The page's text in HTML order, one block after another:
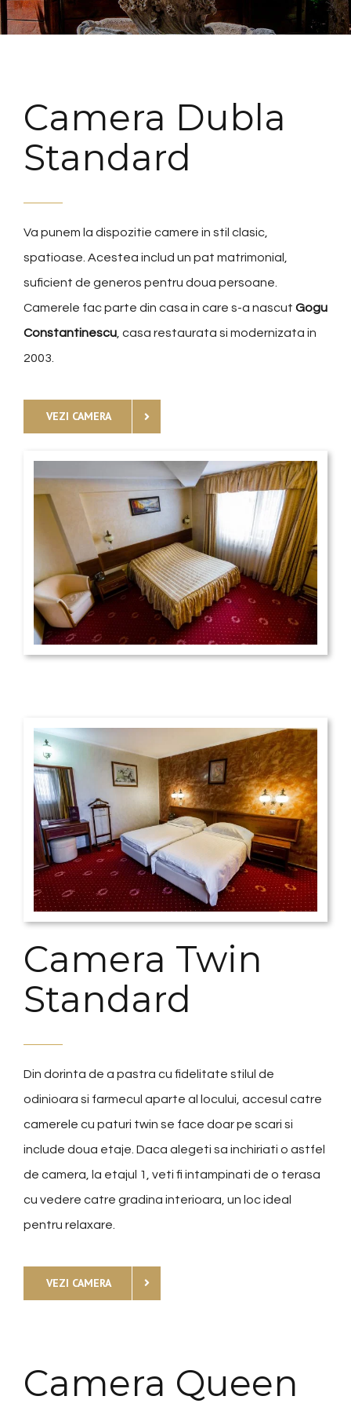
Camera Dubla
Standard
Va punem la dispozitie camere in stil clasic,
spatioase. Acestea includ un pat matrimonial,
suficient de generos pentru doua persoane.
Camerele fac parte din casa in care s-a nascut Gogu
Constantinescu , casa restaurata si modernizata in
2003.
VEZI CAMERA
Camera Twin
Standard
Din dorinta de a pastra cu fidelitate stilul de
odinioara si farmecul aparte al locului, accesul catre
camerele cu paturi twin se face doar pe scari si
include doua etaje. Daca alegeti sa inchiriati o astfel
de camera, la etajul 1, veti fi intampinati de o terasa
cu vedere catre gradina interioara, un loc ideal
pentru relaxare.
VEZI CAMERA
Camera Queen